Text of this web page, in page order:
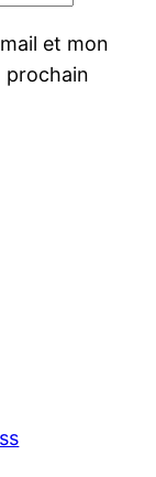
et mon
prochain